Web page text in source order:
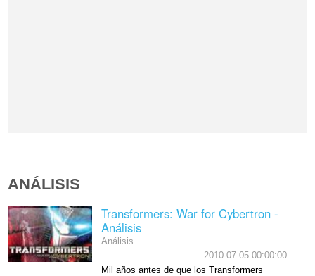
ANÁLISIS
Transformers: War for Cybertron -
Análisis
Análisis
2010-07-05 00:00:00
Mil años antes de que los Transformers